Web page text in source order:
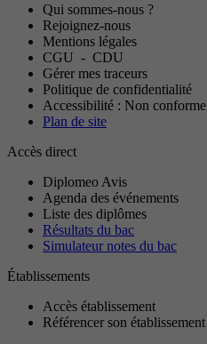
Qui sommes-nous ?
Rejoignez-nous
Mentions légales
CGU - CDU
Gérer mes traceurs
Politique de confidentialité
Accessibilité : Non conforme
Plan de site
Accès direct
Diplomeo Avis
Agenda des événements
Liste des diplômes
Résultats du bac
Simulateur notes du bac
Établissements
Accès établissement
Référencer son établissement